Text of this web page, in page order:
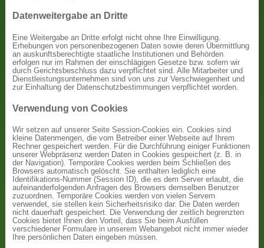
Datenweitergabe an Dritte
Eine Weitergabe an Dritte erfolgt nicht ohne Ihre Einwilligung.
Erhebungen von personenbezogenen Daten sowie deren Übermittlung
an auskunftsberechtigte staatliche Institutionen und Behörden
erfolgen nur im Rahmen der einschlägigen Gesetze bzw. sofern wir
durch Gerichtsbeschluss dazu verpflichtet sind. Alle Mitarbeiter und
Dienstleistungsunternehmen sind von uns zur Verschwiegenheit und
zur Einhaltung der Datenschutzbestimmungen verpflichtet worden.
Verwendung von Cookies
Wir setzen auf unserer Seite Session-Cookies ein. Cookies sind
kleine Datenmengen, die vom Betreiber einer Webseite auf Ihrem
Rechner gespeichert werden. Für die Durchführung einiger Funktionen
unserer Webpräsenz werden Daten in Cookies gespeichert (z. B. in
der Navigation). Temporäre Cookies werden beim Schließen des
Browsers automatisch gelöscht. Sie enthalten lediglich eine
Identifikations-Nummer (Session ID), die es dem Server erlaubt, die
aufeinanderfolgenden Anfragen des Browsers demselben Benutzer
zuzuordnen. Temporäre Cookies werden von vielen Servern
verwendet, sie stellen kein Sicherheitsrisiko dar. Die Daten werden
nicht dauerhaft gespeichert. Die Verwendung der zeitlich begrenzten
Cookies bietet Ihnen den Vorteil, dass Sie beim Ausfüllen
verschiedener Formulare in unserem Webangebot nicht immer wieder
Ihre persönlichen Daten eingeben müssen.